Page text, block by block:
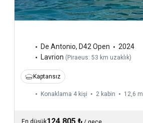
De Antonio, D42 Open
2024
Lavrion ( Piraeus: 53 km uzaklık)
Kaptansız
Konaklama 4 kişi 2 kabin 12,6 m